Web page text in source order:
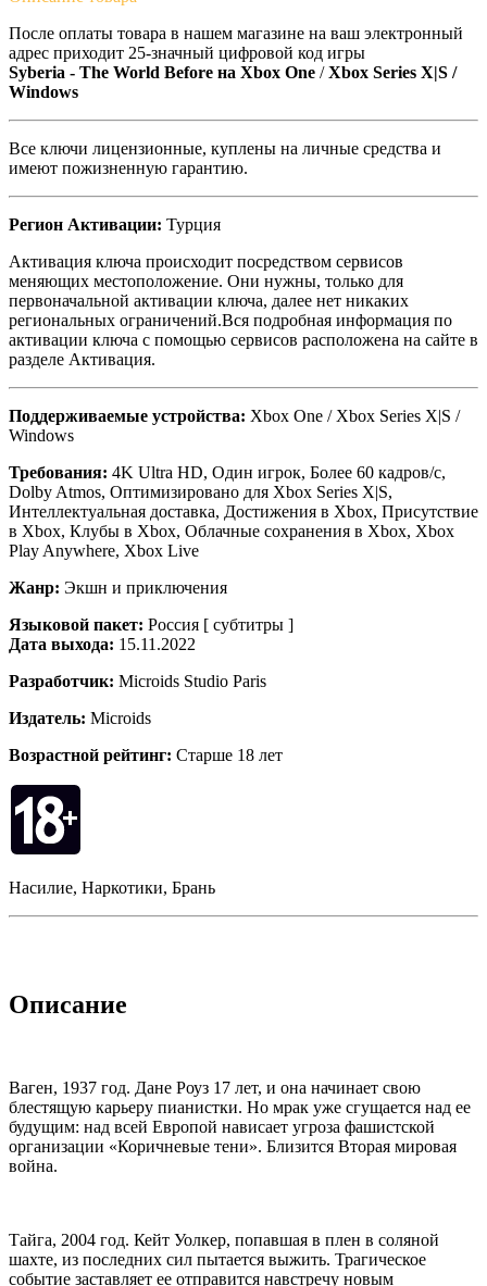
После оплаты товара в нашем магазине на ваш электронный
адрес приходит 25-значный цифровой код игры
Syberia - The World Before на Xbox One /Xbox Series X|S /
Windows
Все ключи лицензионные, куплены на личные средства и
имеют пожизненную гарантию.
Регион Активации: Турция
Активация ключа происходит посредством сервисов
меняющих местоположение. Они нужны, только для
первоначальной активации ключа, далее нет никаких
региональных ограничений.Вся подробная информация по
активации ключа с помощью сервисов расположена на сайте в
разделе Активация.
Поддерживаемые устройства: Xbox One / Xbox Series X|S /
Windows
Требования: 4K Ultra HD, Один игрок, Более 60 кадров/с,
Dolby Atmos, Оптимизировано для Xbox Series X|S,
Интеллектуальная доставка, Достижения в Xbox, Присутствие
в Xbox, Клубы в Xbox, Облачные сохранения в Xbox, Xbox
Play Anywhere, Xbox Live
Жанр: Экшн и приключения
Языковой пакет: Россия [ субтитры ]
Дата выхода: 15.11.2022
Разработчик: Microids Studio Paris
Издатель: Microids
Возрастной рейтинг: Старше 18 лет
Насилие, Наркотики, Брань
Описание
Ваген, 1937 год. Дане Роуз 17 лет, и она начинает свою
блестящую карьеру пианистки. Но мрак уже сгущается над ее
будущим: над всей Европой нависает угроза фашистской
организации «Коричневые тени». Близится Вторая мировая
война.
Тайга, 2004 год. Кейт Уолкер, попавшая в плен в соляной
шахте, из последних сил пытается выжить. Трагическое
событие заставляет ее отправится навстречу новым